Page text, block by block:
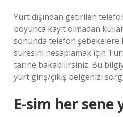
Yurt dışından getirilen
boyunca kayıt olmadan
sonunda telefon şebekelere
süresini hesaplamak için
tarihe bakabilirsiniz. Bu
yurt giriş/çıkış belgenizi
E-sim her sene